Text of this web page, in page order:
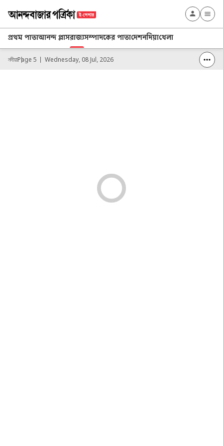
প্রথম পাতাআনন্দ প্লাসরাজ্যসম্পাদকের পাতাদেশনদিয়াখেলা
নদীয়াPage 5 Wednesday, 08 Jul, 2026